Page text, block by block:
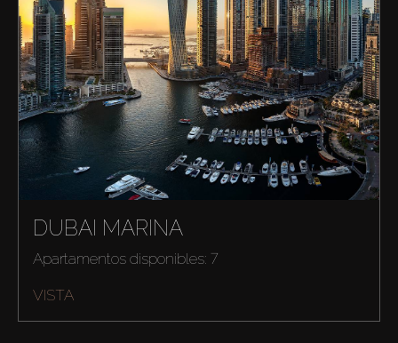
DUBAI MARINA
Apartamentos disponibles: 7
VISTA